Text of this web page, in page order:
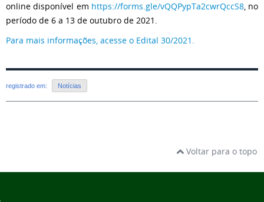
online disponível em https://forms.gle/vQQPypTa2cwrQccS8, no
período de 6 a 13 de outubro de 2021.
Para mais informações, acesse o Edital 30/2021.
registrado em: Notícias
Voltar para o topo